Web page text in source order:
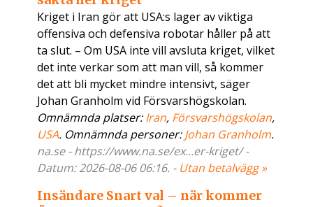
Kriget i Iran gör att USA:s lager av viktiga
offensiva och defensiva robotar håller på att
ta slut. – Om USA inte vill avsluta kriget, vilket
det inte verkar som att man vill, så kommer
det att bli mycket mindre intensivt, säger
Johan Granholm vid Försvarshögskolan.
Omnämnda platser:Iran, Försvarshögskolan,
USA. Omnämnda personer:Johan Granholm.
na.se - https://www.na.se/ex...er-kriget/ -
Datum: 2026-08-06 06:16. - Utan betalvägg »
Insändare Snart val – när kommer